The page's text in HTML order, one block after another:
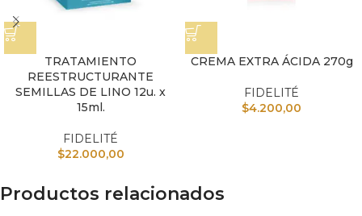
TRATAMIENTO
REESTRUCTURANTE
SEMILLAS DE LINO 12u. x
15ml.
FIDELITÉ
$22.000,00
CREMA EXTRA ÁCIDA 270g
FIDELITÉ
$4.200,00
Productos relacionados